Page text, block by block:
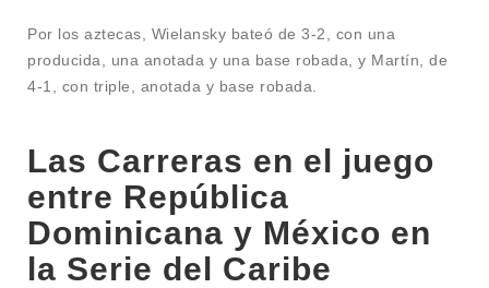
Por los aztecas, Wielansky bateó de 3-2, con una
producida, una anotada y una base robada, y Martín, de
4-1, con triple, anotada y base robada.
Las Carreras en el juego
entre República
Dominicana y México en
la Serie del Caribe